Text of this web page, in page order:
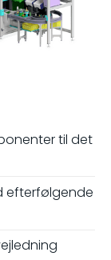
til det
efterfølgende